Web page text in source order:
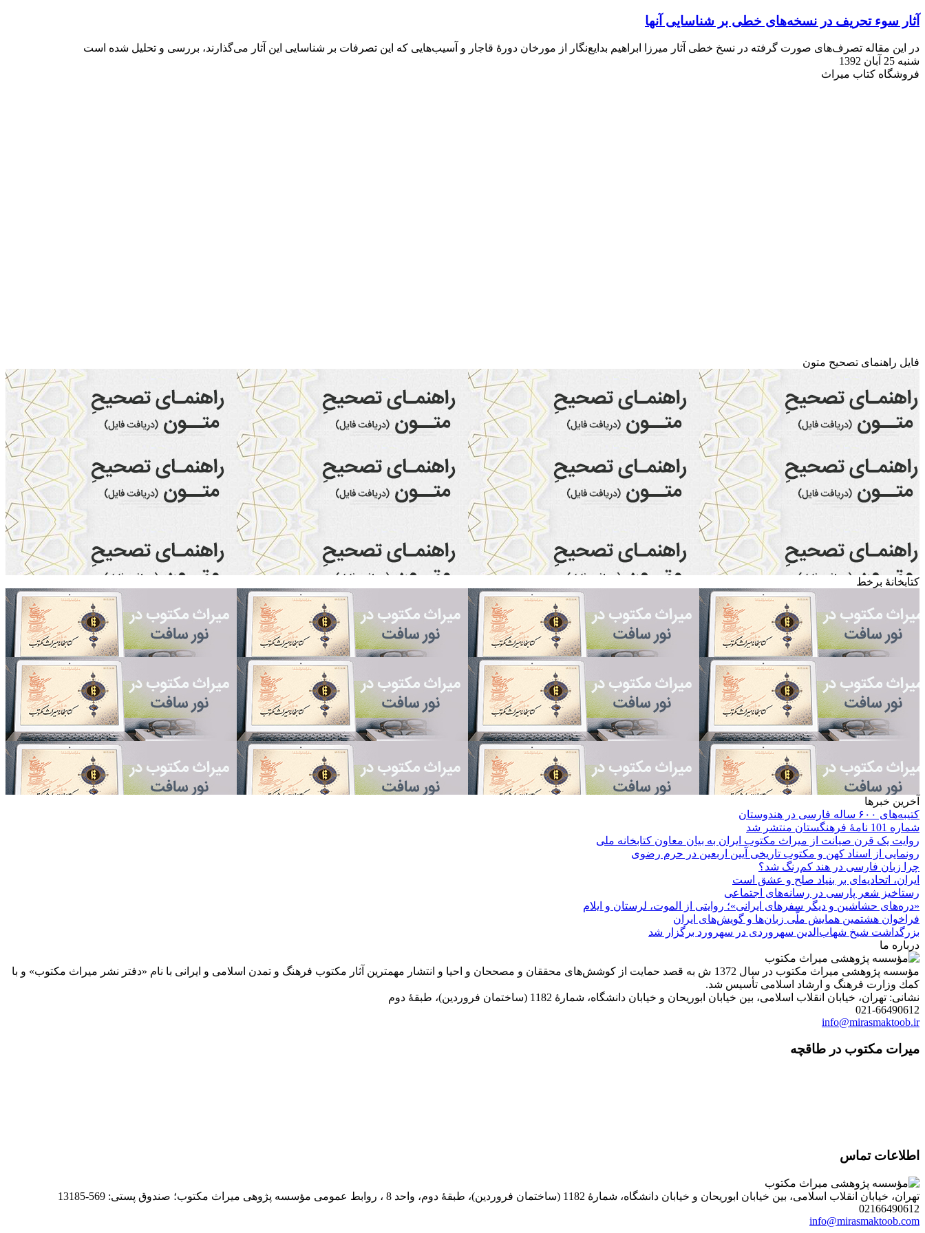
آثار سوء تحریف در نسخه‌های خطی بر شناسایی آنها
در این مقاله تصرف‌های صورت گرفته در نسخ خطی آثار میرزا ابراهیم بدایع‌نگار از مورخان دورهٔ قاجار و آسیب‌هایی که این تصرفات بر شناسایی این آثار می‌گذارند، بررسی و تحلیل شده است
شنبه 25 آبان 1392
فروشگاه کتاب میراث
فایل راهنمای تصحیح متون
کتابخانۀ برخط
آخرین خبرها
کتیبه‌های ۶۰۰ ساله فارسی در هندوستان
شماره 101 نامۀ فرهنگستان منتشر شد
روایت یک قرن صیانت از میراث مکتوب ایران به بیان معاون کتابخانه ملی
رونمایی از اسناد کهن و مکتوب تاریخی آیین اربعین در حرم رضوی
چرا زبان فارسی در هند کم‌رنگ شد؟
ایران، اتحادیه‌ای بر بنیاد صلح و عشق است
رستاخیز شعر پارسی در رسانه‌های اجتماعی
«دره‌های حشاشین و دیگر سفرهای ایرانی»؛ روایتی از الموت، لرستان و ایلام
فراخوان هشتمین همایش ملّی زبان‌ها و گویش‌های ایران
بزرگداشت شیخ شهاب‌الدین سهروردی در سهرورد برگزار شد
درباره ما
مؤسسه پژوهشی میراث مكتوب در سال 1372 ش به قصد حمایت از كوشش‌های محققان و مصححان و احیا و انتشار مهمترین آثار مكتوب فرهنگ و تمدن اسلامی و ایرانی با نام «دفتر نشر میراث مكتوب» و با
كمك وزارت فرهنگ و ارشاد اسلامی تأسیس شد.
نشانی: تهران، خیابان انقلاب اسلامی، بین خیابان ابوریحان و خیابان دانشگاه، شمارۀ 1182 (ساختمان فروردین)، طبقۀ دوم
021-66490612
info@mirasmaktoob.ir
میرات مکتوب در طاقچه
اطلاعات تماس
تهران، خیابان انقلاب اسلامی، بین خیابان ابوریحان و خیابان دانشگاه، شمارۀ 1182 (ساختمان فروردین)، طبقۀ دوم، واحد 8 ، روابط عمومی مؤسسه پژوهی میراث مکتوب؛ صندوق پستی: 569-13185
02166490612
info@mirasmaktoob.com